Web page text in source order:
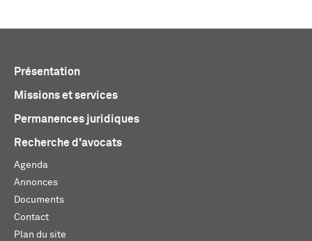
Présentation
Missions et services
Permanences juridiques
Recherche d'avocats
Agenda
Annonces
Documents
Contact
Plan du site